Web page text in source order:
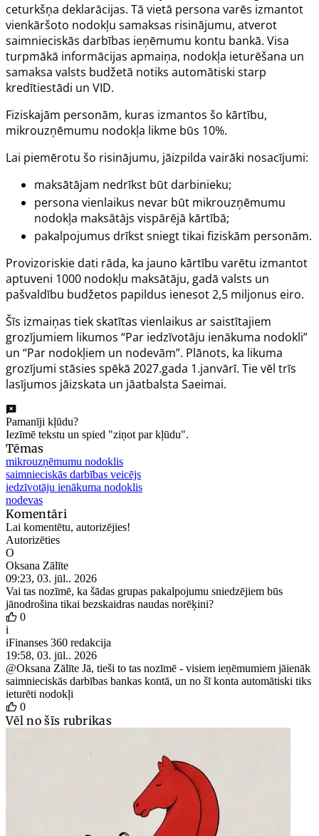
ceturkšņa deklarācijas. Tā vietā persona varēs izmantot
vienkāršoto nodokļu samaksas risinājumu, atverot
saimnieciskās darbības ieņēmumu kontu bankā. Visa
turpmākā informācijas apmaiņa, nodokļa ieturēšana un
samaksa valsts budžetā notiks automātiski starp
kredītiestādi un VID.
Fiziskajām personām, kuras izmantos šo kārtību,
mikrouzņēmumu nodokļa likme būs 10%.
Lai piemērotu šo risinājumu, jāizpilda vairāki nosacījumi:
maksātājam nedrīkst būt darbinieku;
persona vienlaikus nevar būt mikrouzņēmumu
nodokļa maksātājs vispārējā kārtībā;
pakalpojumus drīkst sniegt tikai fiziskām personām.
Provizoriskie dati rāda, ka jauno kārtību varētu izmantot
aptuveni 1000 nodokļu maksātāju, gadā valsts un
pašvaldību budžetos papildus ienesot 2,5 miljonus eiro.
Šīs izmaiņas tiek skatītas vienlaikus ar saistītajiem
grozījumiem likumos “Par iedzīvotāju ienākuma nodokli”
un “Par nodokļiem un nodevām”. Plānots, ka likuma
grozījumi stāsies spēkā 2027.gada 1.janvārī. Tie vēl trīs
lasījumos jāizskata un jāatbalsta Saeimai.
Pamanīji kļūdu?
Iezīmē tekstu un spied "ziņot par kļūdu".
Tēmas
mikrouzņēmumu nodoklis
saimnieciskās darbības veicējs
iedzīvotāju ienākuma nodoklis
nodevas
Komentāri
Lai komentētu, autorizējies!
Autorizēties
O
Oksana Zālīte
09:23, 03. jūl.. 2026
Vai tas nozīmē, ka šādas grupas pakalpojumu sniedzējiem būs
jānodrošina tikai bezskaidras naudas norēķini?
0
i
iFinanses 360 redakcija
19:58, 03. jūl.. 2026
@Oksana Zālīte Jā, tieši to tas nozīmē - visiem ieņēmumiem jāienāk
saimnieciskās darbības bankas kontā, un no šī konta automātiski tiks
ieturēti nodokļi
0
Vēl no šīs rubrikas